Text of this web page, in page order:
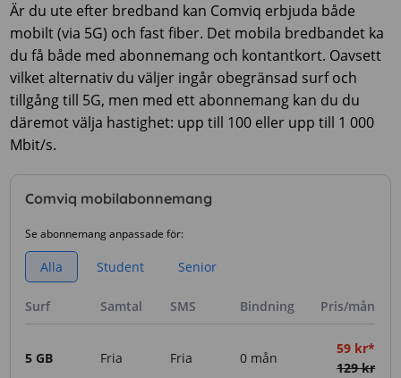
Är du ute efter bredband kan Comviq erbjuda både
mobilt (via 5G) och fast fiber. Det mobila bredbandet ka
du få både med abonnemang och kontantkort. Oavsett
vilket alternativ du väljer ingår obegränsad surf och
tillgång till 5G, men med ett abonnemang kan du du
däremot välja hastighet: upp till 100 eller upp till 1 000
Mbit/s.
Comviq mobilabonnemang
Se abonnemang anpassade för:
Alla Student Senior
Surf Samtal SMS Bindning Pris/mån
5 GB Fria Fria 0 mån
59 kr*
129 kr